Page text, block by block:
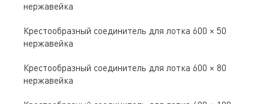
нержавейка
Крестообразный соединитель для лотка 600 × 50
нержавейка
Крестообразный соединитель для лотка 600 × 80
нержавейка